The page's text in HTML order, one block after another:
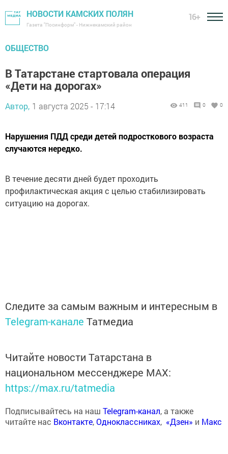
НОВОСТИ КАМСКИХ ПОЛЯН
Газета "Посинформ" - Нижнекамский район
16+
ОБЩЕСТВО
В Татарстане стартовала операция
«Дети на дорогах»
Автор, 1 августа 2025 - 17:14 411 0 0
Нарушения ПДД среди детей подросткового возраста
случаются нередко.
В течение десяти дней будет проходить
профилактическая акция с целью стабилизировать
ситуацию на дорогах.
Следите за самым важным и интересным в
Telegram-канале Татмедиа
Читайте новости Татарстана в
национальном мессенджере MАХ:
https://max.ru/tatmedia
Подписывайтесь на наш Telegram-канал, а также
читайте нас Вконтакте,Одноклассниках, «Дзен» и Макс